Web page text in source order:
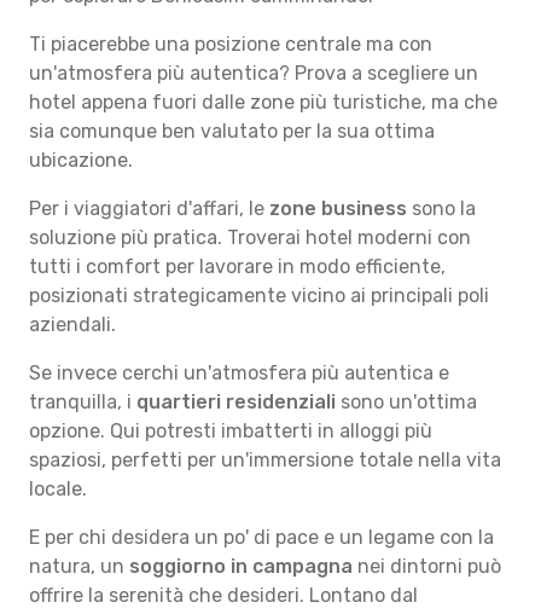
Ti piacerebbe una posizione centrale ma con
un'atmosfera più autentica? Prova a scegliere un
hotel appena fuori dalle zone più turistiche, ma che
sia comunque ben valutato per la sua ottima
ubicazione.
Per i viaggiatori d'affari, le zone business sono la
soluzione più pratica. Troverai hotel moderni con
tutti i comfort per lavorare in modo efficiente,
posizionati strategicamente vicino ai principali poli
aziendali.
Se invece cerchi un'atmosfera più autentica e
tranquilla, i quartieri residenziali sono un'ottima
opzione. Qui potresti imbatterti in alloggi più
spaziosi, perfetti per un'immersione totale nella vita
locale.
E per chi desidera un po' di pace e un legame con la
natura, un soggiorno in campagna nei dintorni può
offrire la serenità che desideri. Lontano dal